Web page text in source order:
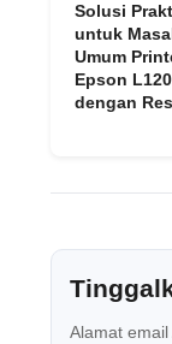
Solusi
untuk
Umum
Epson L120
dengan
Alamat